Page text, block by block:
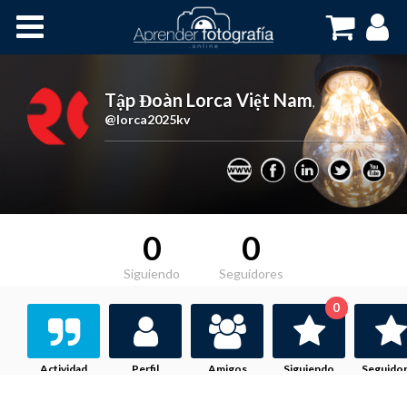
Tập Đoàn Lorca Việt Nam,
@lorca2025kv
0
Siguiendo
0
Seguidores
Actividad Perfil Amigos Siguiendo
0